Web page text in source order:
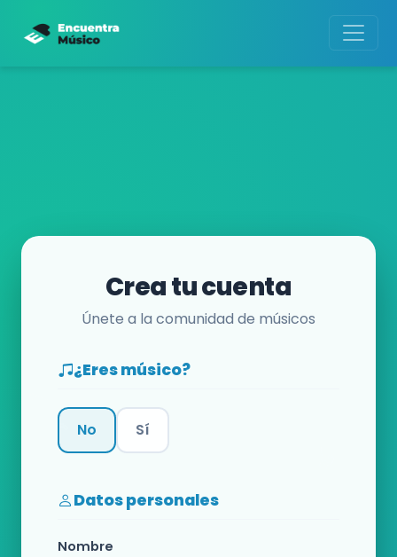
Crea tu cuenta
Únete a la comunidad de músicos
¿Eres músico?
No Sí
Datos personales
Nombre